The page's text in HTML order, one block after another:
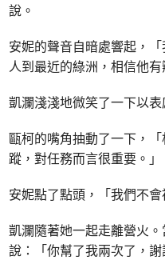
說。
安妮的聲音自暗處響起，
人到最近的綠洲，相信他有
凱瀾淺淺地微笑了一下以表
甌柯的嘴角抽動了一下，
蹤，對任務而言很重要。」
安妮點了點頭，「我們不會
凱瀾隨著她一起走離營火
說：「你幫了我兩次了，謝